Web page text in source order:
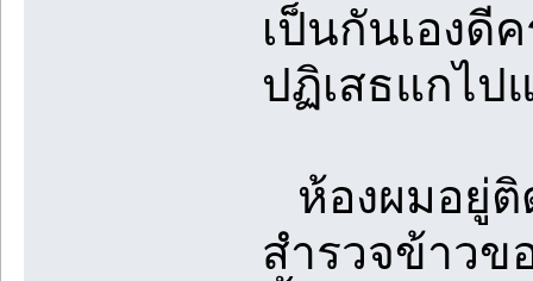
เป็นกันเองดี
ปฏิเสธแกไป
ห้องผมอยู่ติ
สำรวจข้าวข